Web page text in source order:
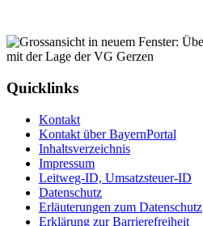
Quicklinks
Kontakt
Kontakt über BayernPortal
Inhaltsverzeichnis
Impressum
Leitweg-ID, Umsatzsteuer-ID
Datenschutz
Erläuterungen zum Datenschutz
Erklärung zur Barrierefreiheit